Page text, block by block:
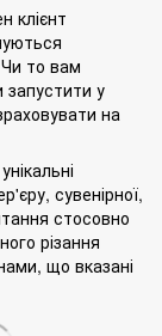
клієнт
то вам
запустити у
на
сувенірної,
стосовно
різання
що вказані